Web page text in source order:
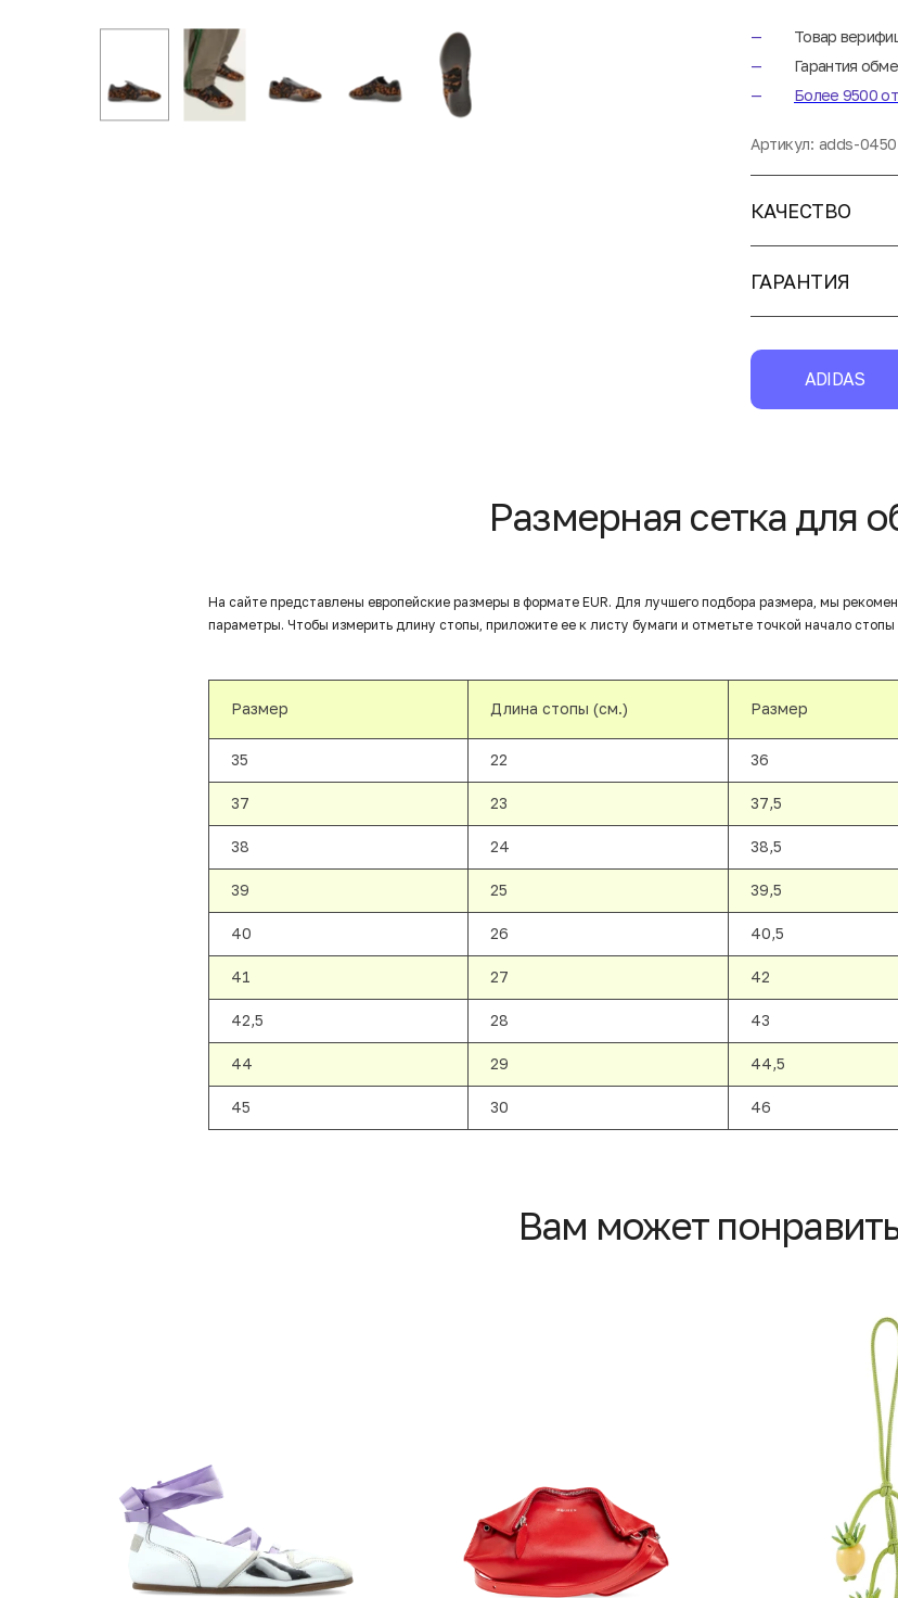
Товар
Гарантия
Более 9500
Артикул: adds-0450
КАЧЕСТВО
ГАРАНТИЯ
ADIDAS
Размерная сетка для
На сайте представлены европейские размеры в формате EUR. Для лучшего подбора размера, мы
параметры. Чтобы измерить длину стопы, приложите ее к листу бумаги и отметьте точкой начало стопы
Размер Длина стопы (см.) Размер
35 22 36
37 23 37,5
38 24 38,5
39 25 39,5
40 26 40,5
41 27 42
42,5 28 43
44 29 44,5
45 30 46
Вам может